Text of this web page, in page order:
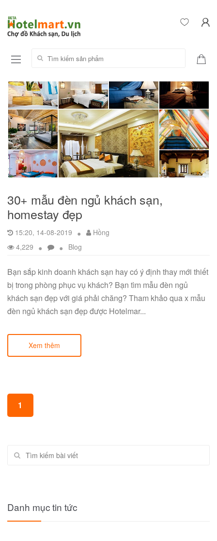
Tìm kiếm sản phẩm:
30+ mẫu đèn ngủ khách sạn,
homestay đẹp
15:20, 14-08-2019
Hồng
4,229
Blog
Bạn sắp kinh doanh khách sạn hay có ý định thay mới thiết
bị trong phòng phục vụ khách? Bạn tìm mẫu đèn ngủ
khách sạn đẹp với giá phải chăng? Tham khảo qua x mẫu
đèn ngủ khách sạn đẹp được Hotelmar...
Xem thêm
Posts navigation
1
Tìm kiếm
Danh mục tin tức